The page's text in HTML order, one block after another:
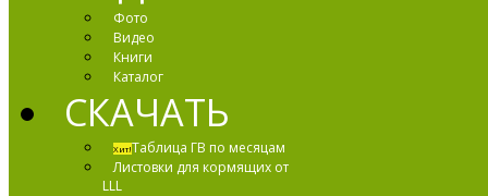
Фото
Видео
Книги
Каталог
СКАЧАТЬ
Хит!Таблица ГВ по месяцам
Листовки для кормящих от
LLL